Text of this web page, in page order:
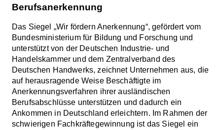
Berufsanerkennung
Das Siegel „Wir fördern Anerkennung“, gefördert vom
Bundesministerium für Bildung und Forschung und
unterstützt von der Deutschen Industrie- und
Handelskammer und dem Zentralverband des
Deutschen Handwerks, zeichnet Unternehmen aus, die
auf herausragende Weise Beschäftigte im
Anerkennungsverfahren ihrer ausländischen
Berufsabschlüsse unterstützen und dadurch ein
Ankommen in Deutschland erleichtern. Im Rahmen der
schwierigen Fachkräftegewinnung ist das Siegel ein